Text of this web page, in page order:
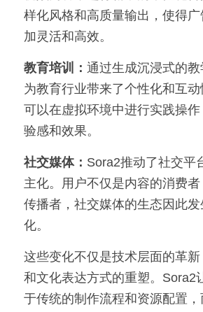
样化风格和高质量输出，使得
加灵活和高效。
教育培训： 通过生成沉浸式的
为教育行业带来了个性化和互
可以在虚拟环境中进行实践操
验感和效果。
社交媒体： Sora2推动了社交平
主化。用户不仅是内容的消费
传播者，社交媒体的生态因此
化。
这些变化不仅是技术层面的革
和文化表达方式的重塑。Sora2
于传统的制作流程和资源配置